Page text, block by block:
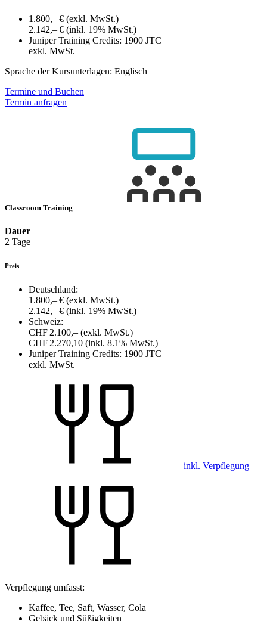
1.800,– € (exkl. MwSt.)
2.142,– € (inkl. 19% MwSt.)
Juniper Training Credits: 1900 JTC
exkl. MwSt.
Sprache der Kursunterlagen: Englisch
Termine und Buchen
Termin anfragen
Classroom Training
Dauer
2 Tage
Preis
Deutschland:
1.800,– € (exkl. MwSt.)
2.142,– € (inkl. 19% MwSt.)
Schweiz:
CHF 2.100,– (exkl. MwSt.)
CHF 2.270,10 (inkl. 8.1% MwSt.)
Juniper Training Credits: 1900 JTC
exkl. MwSt.
inkl. Verpflegung
Verpflegung umfasst:
Kaffee, Tee, Saft, Wasser, Cola
Gebäck und Süßigkeiten